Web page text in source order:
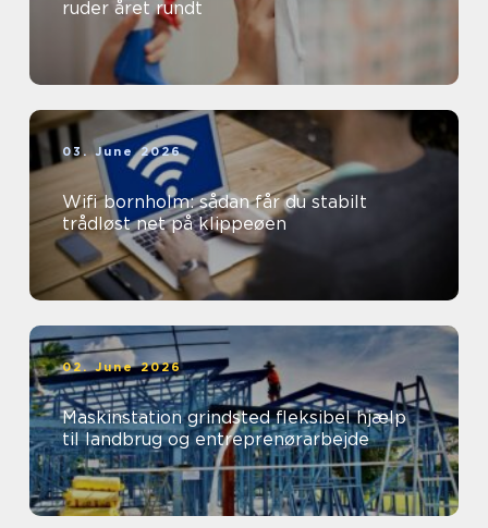
ruder året rundt
03. June 2026
Wifi bornholm: sådan får du stabilt
trådløst net på klippeøen
02. June 2026
Maskinstation grindsted fleksibel hjælp
til landbrug og entreprenørarbejde